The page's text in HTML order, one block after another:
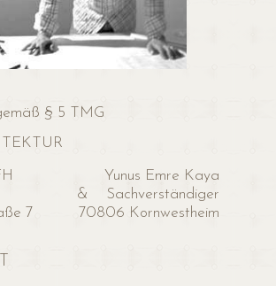
§ 5 TMG
Yunus Emre Kaya
& Sachverständiger
7
70806 Kornwestheim